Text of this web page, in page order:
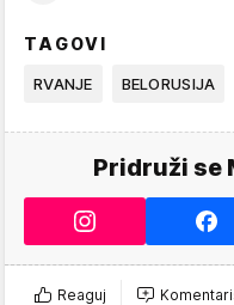
TAGOVI
RVANJE BELORUSIJA
Pridruži se
Reaguj